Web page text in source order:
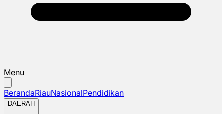
Menu
BerandaRiauNasionalPendidikan
DAERAH